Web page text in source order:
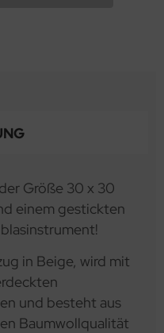
Größe 30 x 30
einem gestickten
in Beige, wird mit
und besteht aus
Baumwollqualität